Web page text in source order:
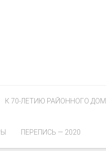
К 70-ЛЕТИЮ РАЙОННОГО
ПЕРЕПИСЬ — 2020